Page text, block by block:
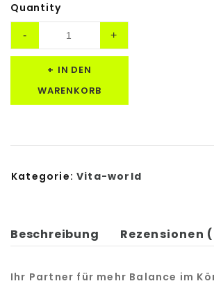
Quantity
IN DEN
WARENKORB
Kategorie: Vita-world
Beschreibung Rezensionen
Ihr Partner für mehr Balance im